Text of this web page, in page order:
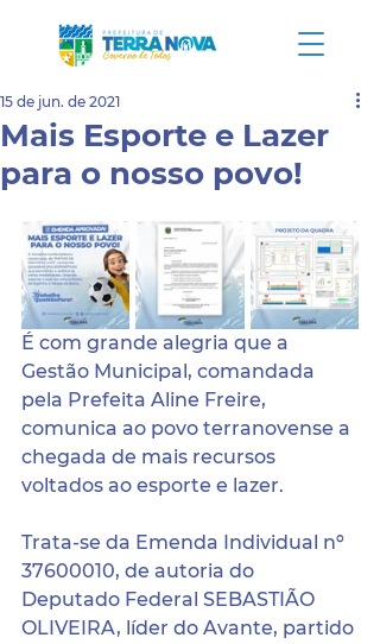
Mais Esporte e Lazer
para o nosso povo!
15 de jun. de 2021
É com grande alegria que a
Gestão Municipal, comandada
pela Prefeita Aline Freire,
comunica ao povo terranovense a
chegada de mais recursos
voltados ao esporte e lazer.
Trata-se da Emenda Individual nº
37600010, de autoria do
Deputado Federal SEBASTIÃO
OLIVEIRA, líder do Avante, partido